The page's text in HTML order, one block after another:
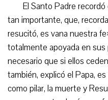
El Santo Padre
tan importante, que,
resucitó, es vana nuestra
totalmente apoyada en
necesario que si ellos
también, explicó el Papa,
como pilar, la muerte y